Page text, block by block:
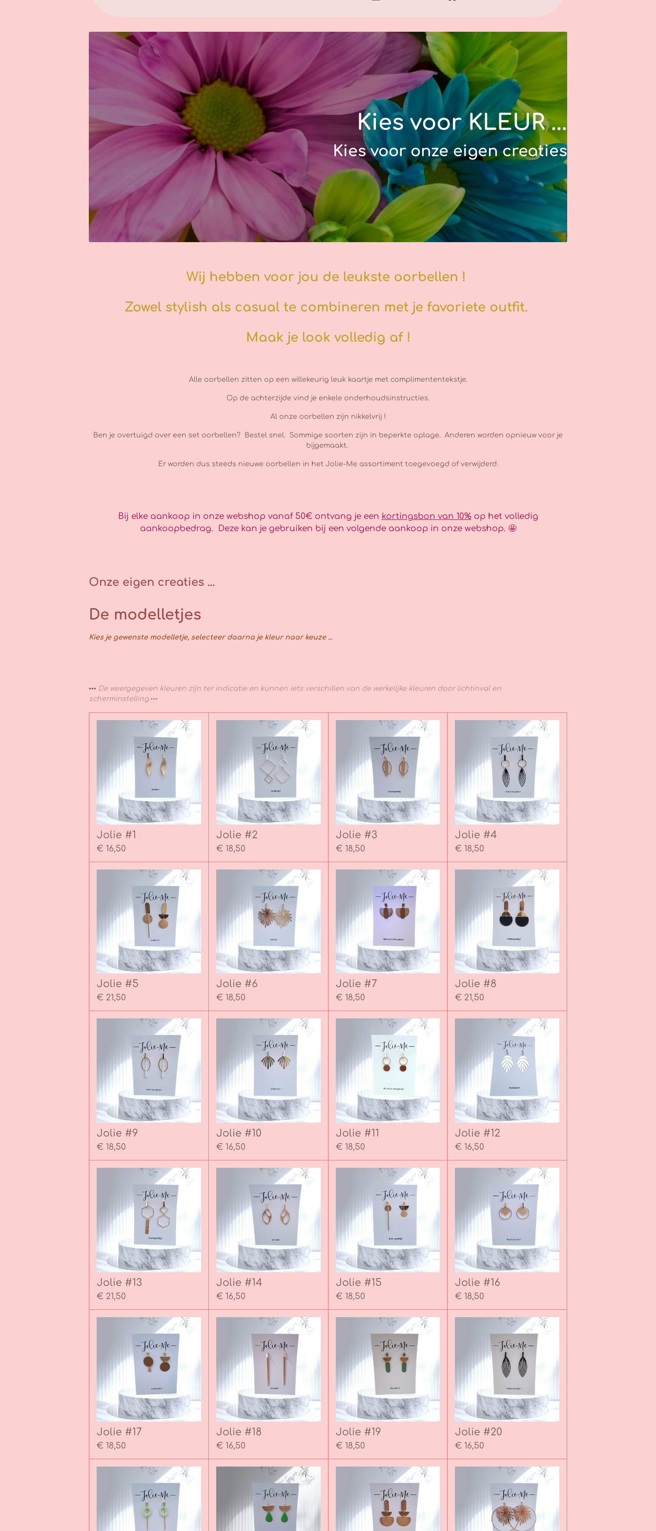
Kies voorKLEUR ...
Kies voor onze eigen creaties
Wij hebben voor jou de leukste oorbellen !
Zowel stylish als casual te combineren met je favoriete outfit.
Maak je look volledig af !
Alle oorbellen zitten op een willekeurig leuk kaartje met complimententekstje.
Op de achterzijde vind je enkele onderhoudsinstructies.
Al onze oorbellen zijn nikkelvrij !
Ben je overtuigd over een set oorbellen? Bestel snel. Sommige soorten zijn in beperkte oplage. Anderen worden opnieuw voor je
bijgemaakt.
Er worden dus steeds nieuwe oorbellen in het Jolie-Me assortiment toegevoegd of verwijderd.
Bij elke aankoop in onze webshop vanaf 50€ ontvang je een kortingsbon van 10%op het volledig
aankoopbedrag. Deze kan je gebruiken bij een volgende aankoop in onze webshop. 🤩
Onze eigen creaties ...
De modelletjes
Kies je gewenste modelletje, selecteer daarna je kleur naar keuze ...
▪︎▪︎▪︎ De weergegeven kleuren zijn ter indicatie en kunnen iets verschillen van de werkelijke kleuren door lichtinval en
scherminstelling.▪︎▪︎▪︎
Jolie #1
€ 16,50
Jolie #2
€ 18,50
Jolie #3
€ 18,50
Jolie #4
€ 18,50
Jolie #5
€ 21,50
Jolie #6
€ 18,50
Jolie #7
€ 18,50
Jolie #8
€ 21,50
Jolie #9
€ 18,50
Jolie #10
€ 16,50
Jolie #11
€ 18,50
Jolie #12
€ 16,50
Jolie #13
€ 21,50
Jolie #14
€ 16,50
Jolie #15
€ 18,50
Jolie #16
€ 18,50
Jolie #17
€ 18,50
Jolie #18
€ 16,50
Jolie #19
€ 18,50
Jolie #20
€ 16,50